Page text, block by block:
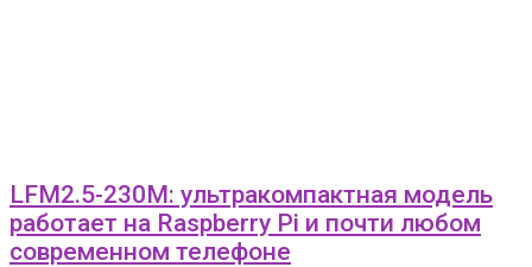
LFM2.5-230M: ультракомпактная модель
работает на Raspberry Pi и почти любом
современном телефоне